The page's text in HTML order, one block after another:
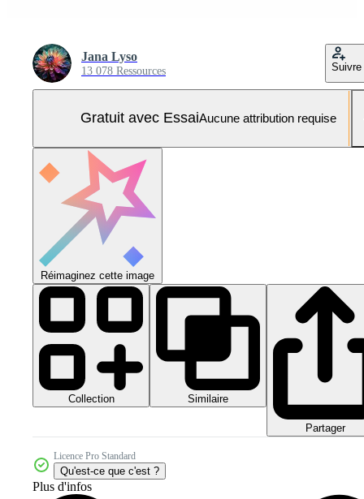
Jana Lyso
13 078 Ressources Suivre
Gratuit avec EssaiAucune attribution requise
Réimaginez cette image
Collection Similaire
Partager
Licence Pro Standard
Qu'est-ce que c'est ?
Plus d'infos